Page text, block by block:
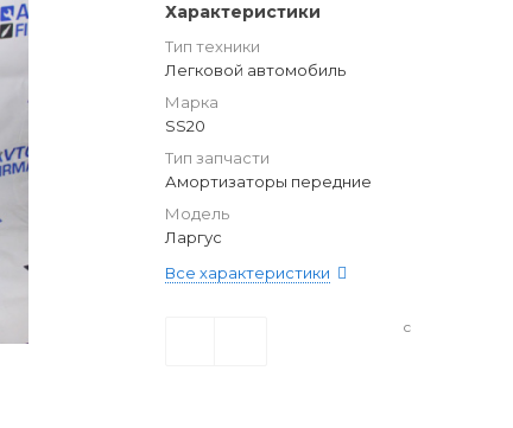
Характеристики
Тип техники
Легковой автомобиль
Марка
SS20
Тип запчасти
Амортизаторы передние
Модель
Ларгус
Все характеристики
с